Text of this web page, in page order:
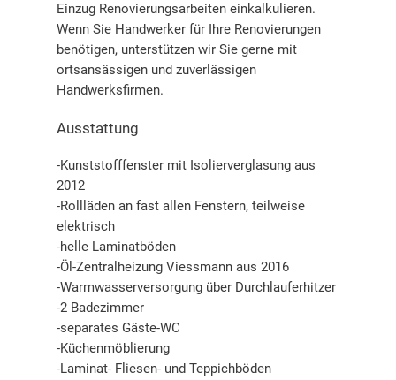
Einzug Renovierungsarbeiten einkalkulieren.
Wenn Sie Handwerker für Ihre Renovierungen
benötigen, unterstützen wir Sie gerne mit
ortsansässigen und zuverlässigen
Handwerksfirmen.
Ausstattung
-Kunststofffenster mit Isolierverglasung aus
2012
-Rollläden an fast allen Fenstern, teilweise
elektrisch
-helle Laminatböden
-Öl-Zentralheizung Viessmann aus 2016
-Warmwasserversorgung über Durchlauferhitzer
-2 Badezimmer
-separates Gäste-WC
-Küchenmöblierung
-Laminat- Fliesen- und Teppichböden